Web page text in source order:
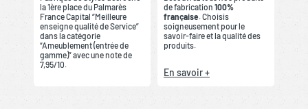
la 1ère place du Palmarès
France Capital “Meilleure
enseigne qualité de Service”
dans la catégorie
“Ameublement (entrée de
gamme)” avec une note de
7,95/10.
de fabrication 100%
française. Choisis
soigneusement pour le
savoir-faire et la qualité des
produits.
En savoir +